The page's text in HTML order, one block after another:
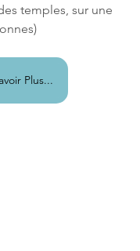
temples, sur une
Plus...